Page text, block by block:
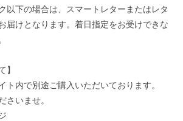
以下の場合は、スマートレターまたはレタ
届けとなります。着日指定をお受けできな
】
ト内で別途ご購入いただいております。
さいませ。